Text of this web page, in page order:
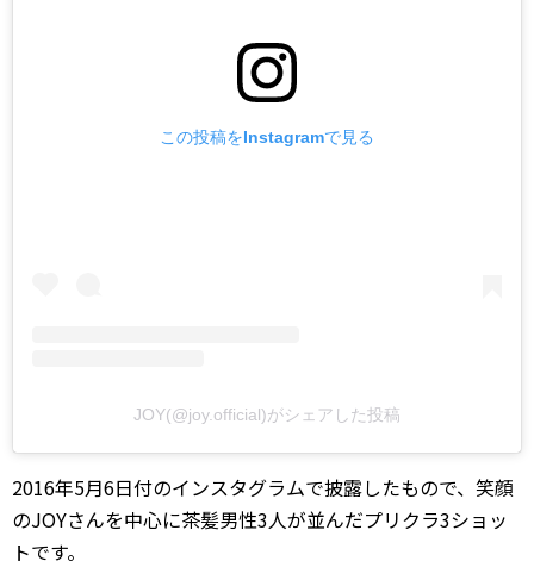
この投稿をInstagramで見る
JOY(@joy.official)がシェアした投稿
2016年5月6日付のインスタグラムで披露したもので、笑顔
のJOYさんを中心に茶髪男性3人が並んだプリクラ3ショッ
トです。